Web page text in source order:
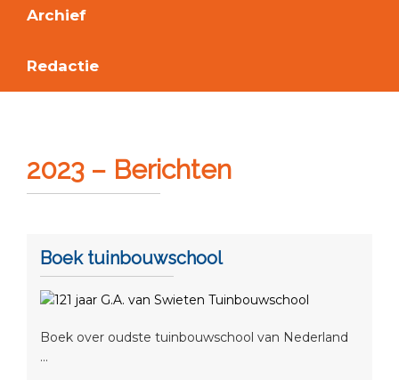
Archief
Redactie
2023 – Berichten
Boek tuinbouwschool
Boek over oudste tuinbouwschool van Nederland
...